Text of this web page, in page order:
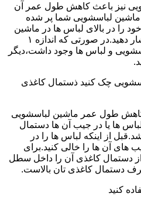
نیز باعث کاهش طول عمر آن
ماشین لباسشویی شما پر شده
را در بالای لباس ها در ماشین
لباسشویی قرار دهید و کمی فشار دهید.در صورتی که اندازه ۱
و لباس ها وجود داشت،دیگر
چک کنید ذستمال کاغذی
طول عمر ماشین لباسشویی
ها یا در جیب آن ها دستمال
از اینکه لباس ها را در
های آن ها را خالی کنید.برای
دستمال کاغذی آن را داخل سطل
دستمال کاغذی تان بالاست.
کنید